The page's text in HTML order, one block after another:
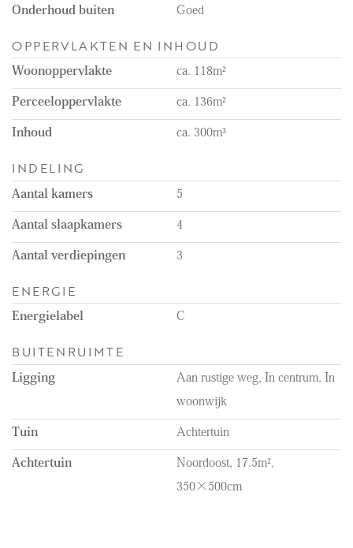
Onderhoud buiten Goed
OPPERVLAKTEN EN INHOUD
Woonoppervlakte ca. 118m²
Perceeloppervlakte ca. 136m²
Inhoud ca. 300m³
INDELING
Aantal kamers 5
Aantal slaapkamers 4
Aantal verdiepingen 3
ENERGIE
Energielabel C
BUITENRUIMTE
Ligging
Aan rustige weg, In centrum, In
woonwijk
Tuin Achtertuin
Achtertuin
Noordoost, 17.5m²,
350×500cm